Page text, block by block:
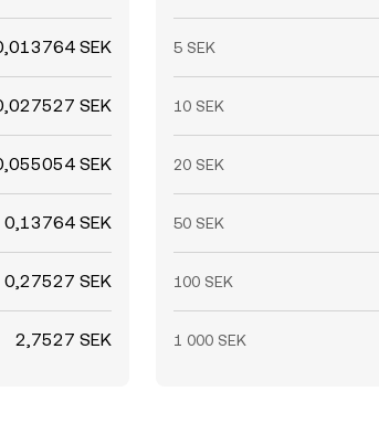
SEK
SEK
SEK
0,13764 SEK
0,27527 SEK
2,7527 SEK
5 SEK
10 SEK
20 SEK
50 SEK
100 SEK
1 000 SEK